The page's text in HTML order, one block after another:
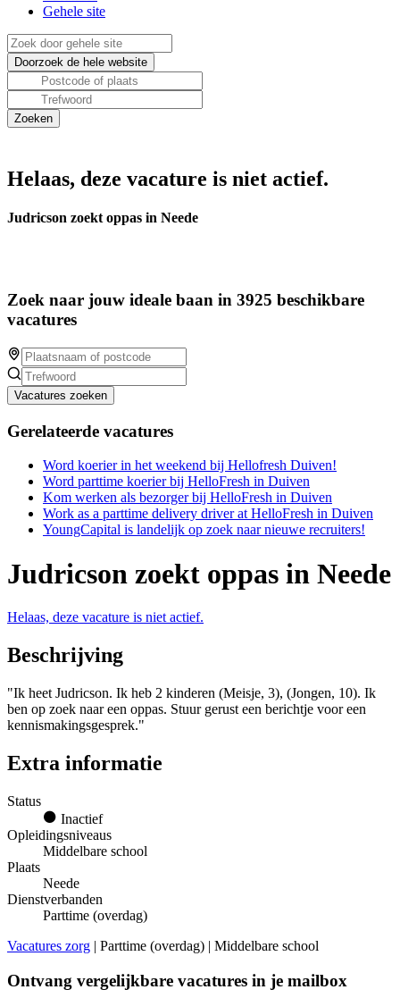
Gehele site
Helaas, deze vacature is niet actief.
Judricson zoekt oppas in Neede
Zoek naar jouw ideale baan in 3925 beschikbare
vacatures
Vacatures zoeken
Gerelateerde vacatures
Word koerier in het weekend bij Hellofresh Duiven!
Word parttime koerier bij HelloFresh in Duiven
Kom werken als bezorger bij HelloFresh in Duiven
Work as a parttime delivery driver at HelloFresh in Duiven
YoungCapital is landelijk op zoek naar nieuwe recruiters!
Judricson zoekt oppas in Neede
Helaas, deze vacature is niet actief.
Beschrijving
"Ik heet Judricson. Ik heb 2 kinderen (Meisje, 3), (Jongen, 10). Ik
ben op zoek naar een oppas. Stuur gerust een berichtje voor een
kennismakingsgesprek."
Extra informatie
Status
Inactief
Opleidingsniveaus
Middelbare school
Plaats
Neede
Dienstverbanden
Parttime (overdag)
Vacatures zorg | Parttime (overdag) | Middelbare school
Ontvang vergelijkbare vacatures in je mailbox